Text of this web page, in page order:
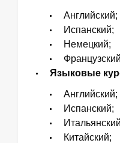
Английский;
Испанский;
Немецкий;
Языковые
Английский;
Испанский;
Китайский;